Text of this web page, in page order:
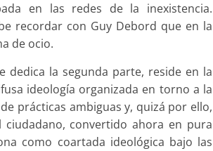
en las redes de la inexistencia.
recordar con Guy Debord que en la
de ocio.
dedica la segunda parte, reside en la
ideología organizada en torno a la
prácticas ambiguas y, quizá por ello,
convertido ahora en pura
como coartada ideológica bajo las